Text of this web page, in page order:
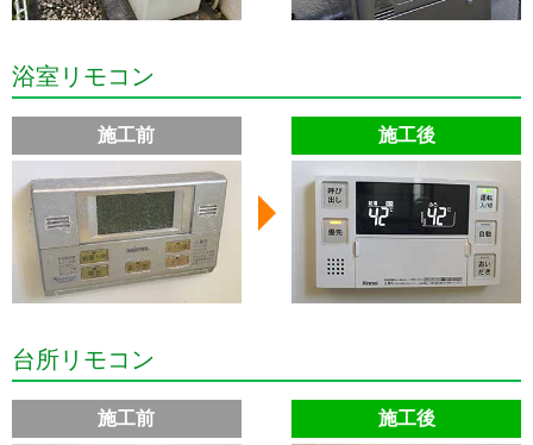
浴室リモコン
施工前 施工後
台所リモコン
施工前 施工後